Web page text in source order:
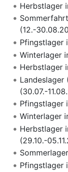
Herbstlager
(12.-
Pfingstlager
Winterlager
Herbstlager
Landeslager
(30.07.-
Pfingstlager
Winterlager
Herbstlager
(29.10.-
Pfingstlager